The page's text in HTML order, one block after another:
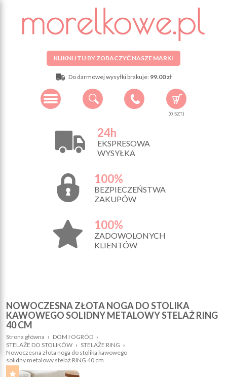
KLIKNIJ TU BY ZOBACZYĆ NASZE MARKI
Do darmowej wysyłki brakuje: 99.00 zł
(0 SZT.)
24h
EKSPRESOWA
WYSYŁKA
100%
BEZPIECZEŃSTWA
ZAKUPÓW
100%
ZADOWOLONYCH
KLIENTÓW
NOWOCZESNA ZŁOTA NOGA DO STOLIKA
KAWOWEGO SOLIDNY METALOWY STELAŻ RING
40 CM
Strona główna › DOM I OGRÓD ›
STELAŻE DO STOLIKÓW › STELAŻE RING ›
Nowoczesna złota noga do stolika kawowego
solidny metalowy stelaż RING 40 cm